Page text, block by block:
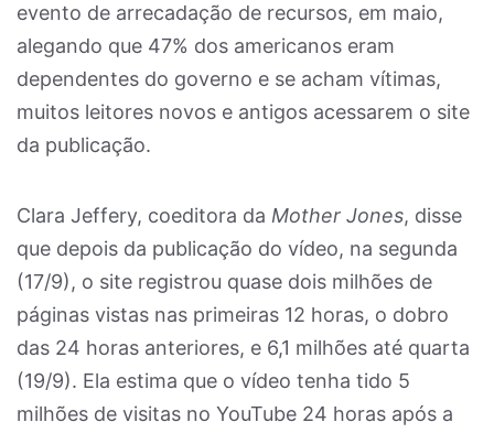
evento de arrecadação de recursos, em maio,
alegando que 47% dos americanos eram
dependentes do governo e se acham vítimas,
muitos leitores novos e antigos acessarem o site
da publicação.
Clara Jeffery, coeditora da Mother Jones, disse
que depois da publicação do vídeo, na segunda
(17/9), o site registrou quase dois milhões de
páginas vistas nas primeiras 12 horas, o dobro
das 24 horas anteriores, e 6,1 milhões até quarta
(19/9). Ela estima que o vídeo tenha tido 5
milhões de visitas no YouTube 24 horas após a